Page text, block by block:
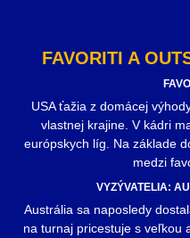
FAVORITI A
USA ťažia z domácej
vlastnej krajine. V kádri
európskych líg. Na základe
medzi
VYZÝVATELIA:
Austrália sa naposledy
na turnaj pricestuje s veľkou